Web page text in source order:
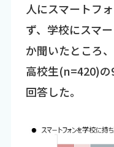
人にスマートフ
ず、学校にスマ
か聞いたところ
高校生(n=420)の
回答した。